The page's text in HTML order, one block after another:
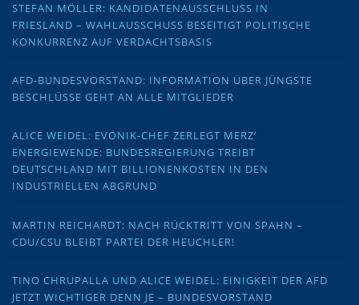
STEFAN MÖLLER: KANDIDATENAUSSCHLUSS IN
FRIESLAND – WAHLAUSSCHUSS BESEITIGT POLITISCHE
KONKURRENZ AUF VERDACHTSBASIS
AFD-BUNDESVORSTAND: INFORMATION ÜBER JÜNGSTE
BESCHLÜSSE GEHT AN ALLE MITGLIEDER
ALICE WEIDEL: EVONIK-CHEF ZERLEGT MERZ‘
ENERGIEWENDE: BUNDESREGIERUNG TREIBT
DEUTSCHLAND MIT BILLIONENKOSTEN IN DEN
INDUSTRIELLEN ABGRUND
MARTIN REICHARDT: NACH RÜCKTRITT VON SPAHN –
CDU/CSU BLEIBT PARTEI DER HEUCHLER!
TINO CHRUPALLA UND ALICE WEIDEL: EINIGKEIT DER AFD
JETZT WICHTIGER DENN JE – BUNDESVORSTAND